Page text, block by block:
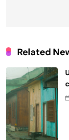
Related